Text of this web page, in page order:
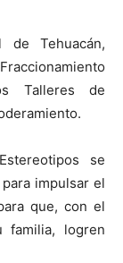
de Tehuacán,
Talleres de
se
impulsar el
que, con el
logren